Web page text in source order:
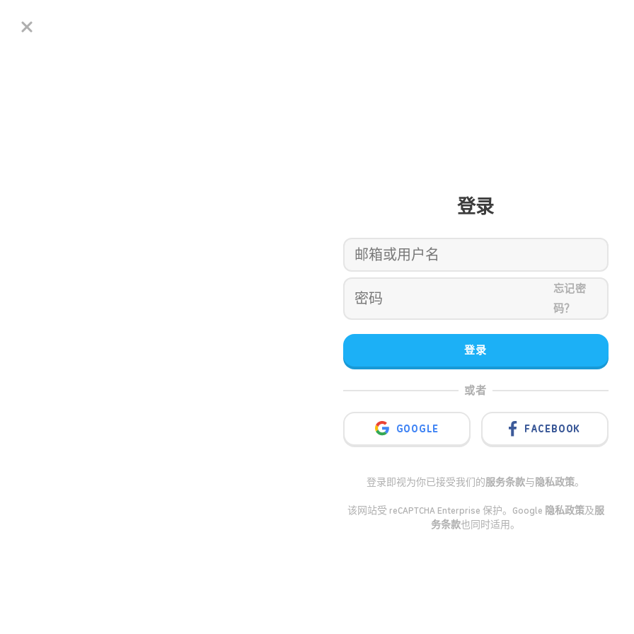
登录
忘记密
码？
登录
或者
GOOGLE FACEBOOK
登录即视为你已接受我们的服务条款与隐私政策。
该网站受 reCAPTCHA Enterprise 保护。Google 隐私政策及服
务条款也同时适用。